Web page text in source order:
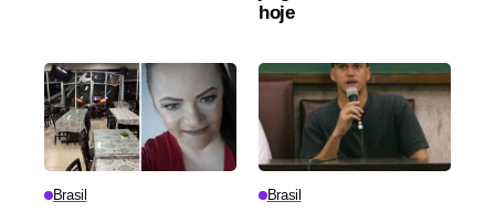
hoje
Brasil Brasil